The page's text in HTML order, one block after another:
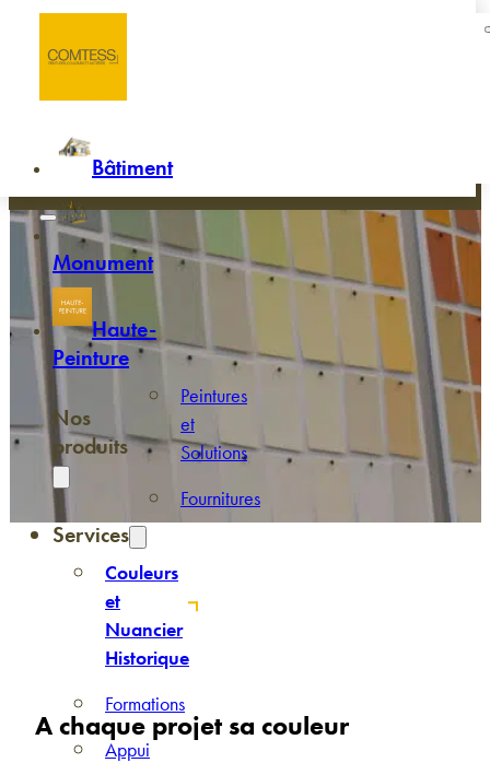
Passer au contenu principal
Bâtiment
Monument
Haute-
Peinture
Nos
produits
Peintures
et
Solutions
Fournitures
Services
Couleurs
et
Nuancier
Historique
Formations
Appui
Couleurs
A chaque projet sa couleur